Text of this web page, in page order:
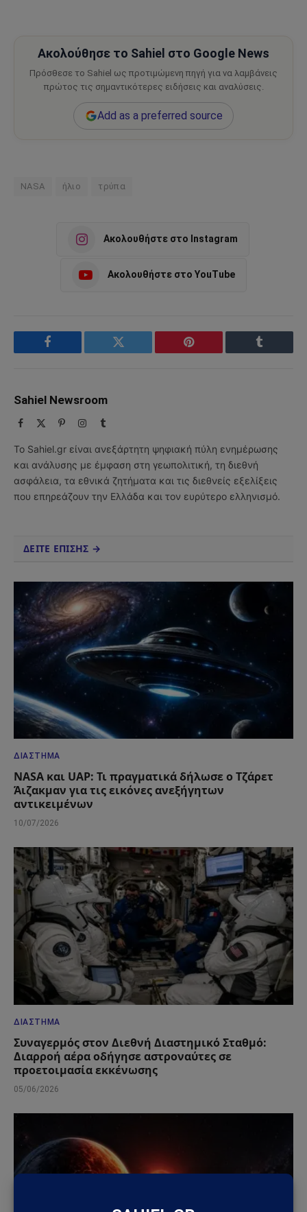
Ακολούθησε το Sahiel στο Google News
Πρόσθεσε το Sahiel ως προτιμώμενη πηγή για να λαμβάνεις
πρώτος τις σημαντικότερες ειδήσεις και αναλύσεις.
Add as a preferred source
NASA ήλιο τρύπα
Ακολουθήστε στο Instagram
Ακολουθήστε στο YouTube
Facebook Twitter Pinterest Tumblr
Sahiel Newsroom
Facebook PinterestInstagram
Tumblr
Το Sahiel.gr είναι ανεξάρτητη ψηφιακή πύλη ενημέρωσης
και ανάλυσης με έμφαση στη γεωπολιτική, τη διεθνή
ασφάλεια, τα εθνικά ζητήματα και τις διεθνείς εξελίξεις
που επηρεάζουν την Ελλάδα και τον ευρύτερο ελληνισμό.
ΔΕΙΤΕ ΕΠΙΣΗΣ →
ΔΙΆΣΤΗΜΑ
NASA και UAP: Τι πραγματικά δήλωσε ο Τζάρετ
Άιζακμαν για τις εικόνες ανεξήγητων
αντικειμένων
10/07/2026
ΔΙΆΣΤΗΜΑ
Συναγερμός στον Διεθνή Διαστημικό Σταθμό:
Διαρροή αέρα οδήγησε αστροναύτες σε
προετοιμασία εκκένωσης
05/06/2026